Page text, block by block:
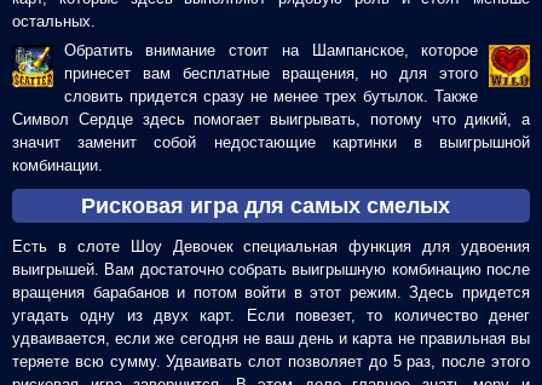
остальных.
Обратить внимание стоит на Шампанское, которое
принесет вам бесплатные вращения, но для этого
словить придется сразу не менее трех бутылок. Также
Символ Сердце здесь помогает выигрывать, потому что дикий, а
значит заменит собой недостающие картинки в выигрышной
комбинации.
Рисковая игра для самых смелых
Есть в слоте Шоу Девочек специальная функция для удвоения
выигрышей. Вам достаточно собрать выигрышную комбинацию после
вращения барабанов и потом войти в этот режим. Здесь придется
угадать одну из двух карт. Если повезет, то количество денег
удваивается, если же сегодня не ваш день и карта не правильная вы
теряете всю сумму. Удваивать слот позволяет до 5 раз, после этого